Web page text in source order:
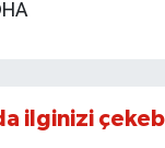
ilginizi